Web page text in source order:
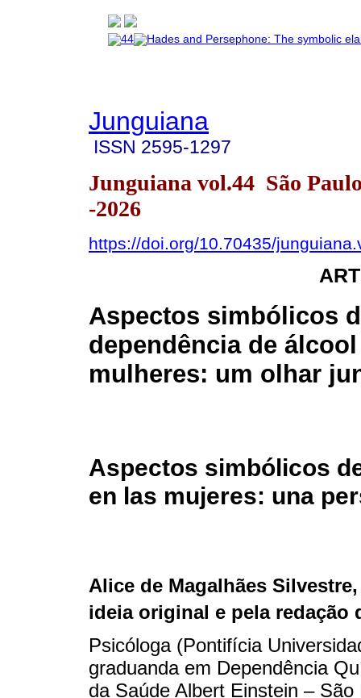
Junguiana
ISSN 2595-1297
Junguiana vol.44 São
-2026
https://doi.org/10.70435/
Aspectos simbólicos
dependência de
mulheres: um olhar
Aspectos simbólicos
en las mujeres: una
Alice de Magalhães Silvestre
ideia original e pela redação
Psicóloga (Pontifícia
graduanda em Dependência
da Saúde Albert Einstein – São